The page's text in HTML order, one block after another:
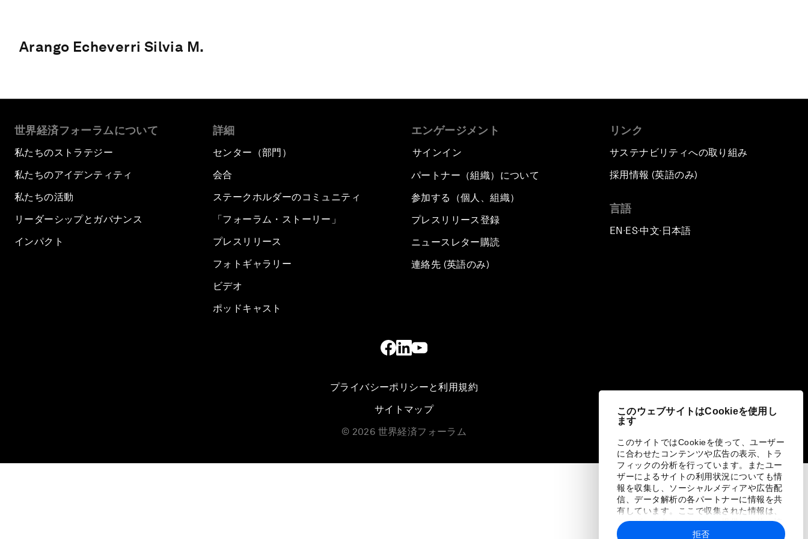
このウェブサイトはCookieを使用し
ます
このサイトではCookieを使って、ユーザー
に合わせたコンテンツや広告の表示、トラ
フィックの分析を行っています。またユー
ザーによるサイトの利用状況についても情
報を収集し、ソーシャルメディアや広告配
信、データ解析の各パートナーに情報を共
有しています。ここで収集された情報は、
ユーザーが各パートナーに提供した他の情
報や各パートナーのサービスを使用した際
拒否
Arango Echeverri Silvia M.
世界経済フォーラムについて
私たちのストラテジー
私たちのアイデンティティ
私たちの活動
リーダーシップとガバナンス
インパクト
詳細
センター（部門）
会合
ステークホルダーのコミュニティ
「フォーラム・ストーリー」
プレスリリース
フォトギャラリー
ビデオ
ポッドキャスト
エンゲージメント
サインイン
パートナー（組織）について
参加する（個人、組織）
プレスリリース登録
ニュースレター購読
連絡先 (英語のみ)
リンク
サステナビリティへの取り組み
採用情報 (英語のみ)
言語
EN ▪ES▪中文▪ 日本語
プライバシーポリシーと利用規約
サイトマップ
© 2026 世界経済フォーラム